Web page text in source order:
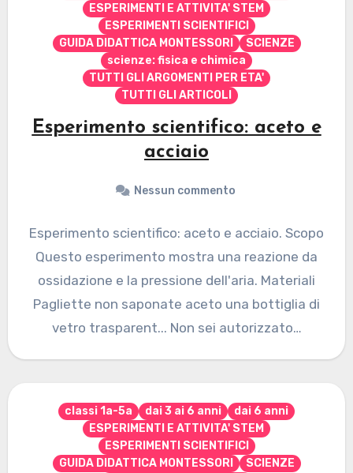
ESPERIMENTI E ATTIVITA' STEM
ESPERIMENTI SCIENTIFICI
GUIDA DIDATTICA MONTESSORI
SCIENZE
scienze: fisica e chimica
TUTTI GLI ARGOMENTI PER ETA'
TUTTI GLI ARTICOLI
Esperimento scientifico: aceto e
acciaio
Nessun commento
Esperimento scientifico: aceto e acciaio. Scopo
Questo esperimento mostra una reazione da
ossidazione e la pressione dell'aria. Materiali
Pagliette non saponate aceto una bottiglia di
vetro trasparent... Non sei autorizzato…
classi 1a-5a dai 3 ai 6 anni
dai 6 anni
ESPERIMENTI E ATTIVITA' STEM
ESPERIMENTI SCIENTIFICI
GUIDA DIDATTICA MONTESSORI
SCIENZE